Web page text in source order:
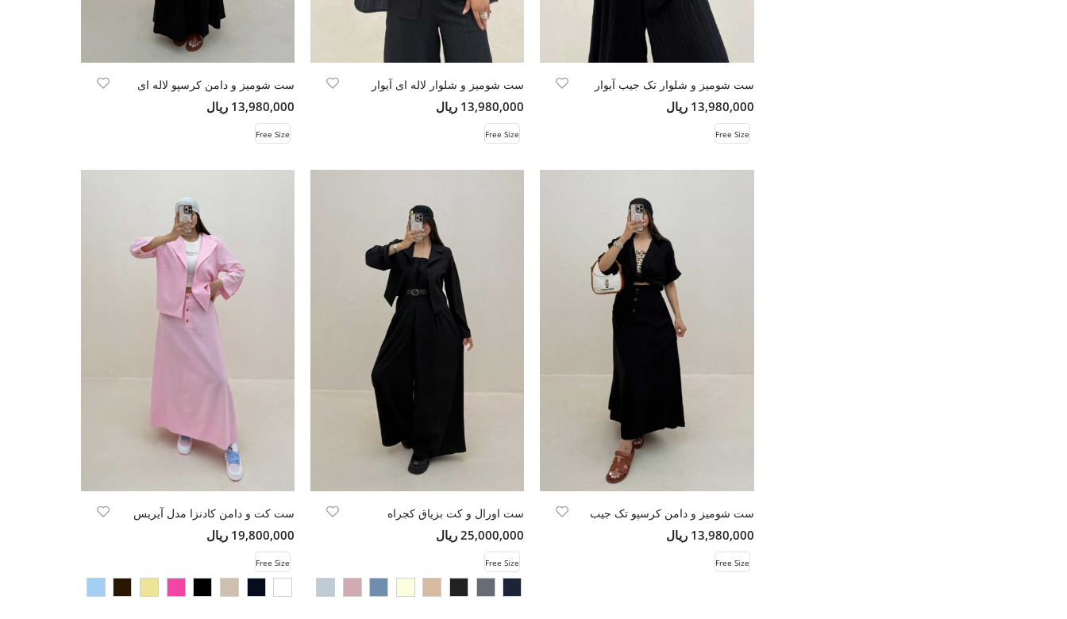
ست شومیز و شلوار تک جیب آیوار
13,980,000 ریال
Free Size
ست شومیز و شلوار لاله ای آیوار
13,980,000 ریال
Free Size
ست شومیز و دامن کرسپو لاله ای
13,980,000 ریال
Free Size
ست شومیز و دامن کرسپو تک جیب
13,980,000 ریال
Free Size
ست اورال و کت بزیاق کجراه
25,000,000 ریال
Free Size
ست کت و دامن کادنزا مدل آیریس
19,800,000 ریال
Free Size